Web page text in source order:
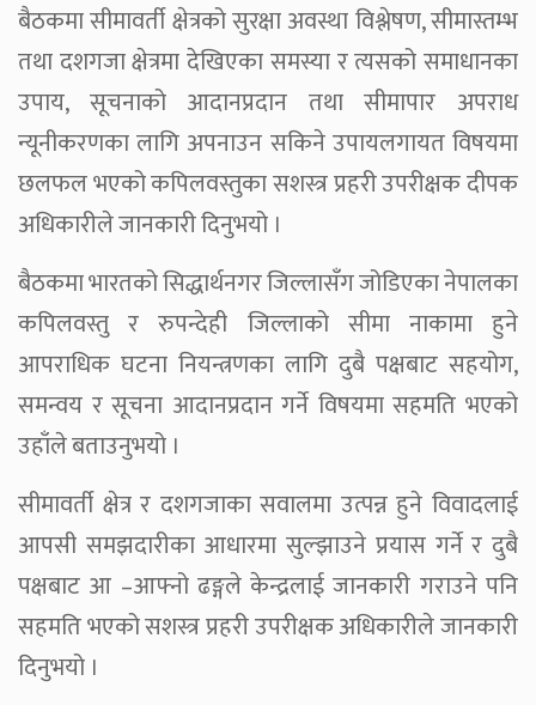
बैठकमा सीमावर्ती क्षेत्रको सुरक्षा अवस्था विश्लेषण, सीमास्तम्भ
तथा दशगजा क्षेत्रमा देखिएका समस्या र त्यसको समाधानका
उपाय, सूचनाको आदानप्रदान तथा सीमापार अपराध
न्यूनीकरणका लागि अपनाउन सकिने उपायलगायत विषयमा
छलफल भएको कपिलवस्तुका सशस्त्र प्रहरी उपरीक्षक दीपक
अधिकारीले जानकारी दिनुभयो ।
बैठकमा भारतको सिद्धार्थनगर जिल्लासँग जोडिएका नेपालका
कपिलवस्तु र रुपन्देही जिल्लाको सीमा नाकामा हुने
आपराधिक घटना नियन्त्रणका लागि दुबै पक्षबाट सहयोग,
समन्वय र सूचना आदानप्रदान गर्ने विषयमा सहमति भएको
उहाँले बताउनुभयो ।
सीमावर्ती क्षेत्र र दशगजाका सवालमा उत्पन्न हुने विवादलाई
आपसी समझदारीका आधारमा सुल्झाउने प्रयास गर्ने र दुबै
पक्षबाट आ –आफ्नो ढङ्गले केन्द्रलाई जानकारी गराउने पनि
सहमति भएको सशस्त्र प्रहरी उपरीक्षक अधिकारीले जानकारी
दिनुभयो ।